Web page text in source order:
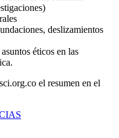
deslizamientos
éticos en las
el resumen en el